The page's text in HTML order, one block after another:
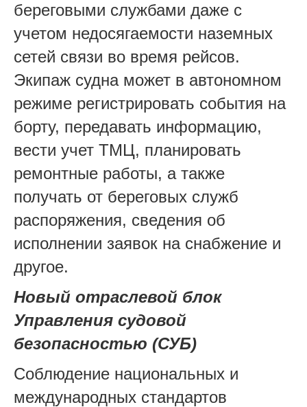
береговыми службами даже с
учетом недосягаемости наземных
сетей связи во время рейсов.
Экипаж судна может в автономном
режиме регистрировать события на
борту, передавать информацию,
вести учет ТМЦ, планировать
ремонтные работы, а также
получать от береговых служб
распоряжения, сведения об
исполнении заявок на снабжение и
другое.
Новый отраслевой блок
Управления судовой
безопасностью (СУБ)
Соблюдение национальных и
международных стандартов